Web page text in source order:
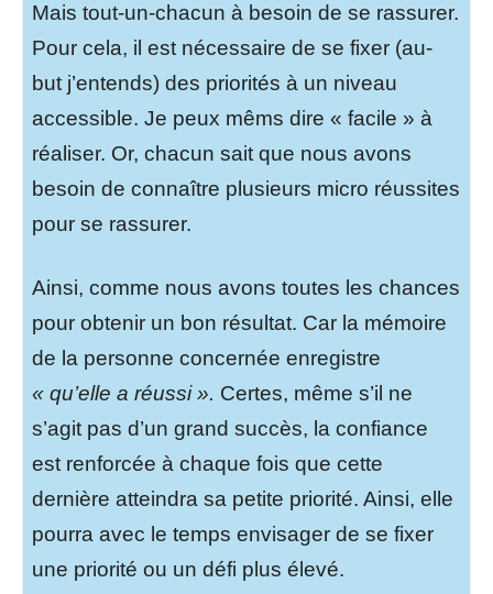
Mais tout-un-chacun à besoin de se rassurer.
Pour cela, il est nécessaire de se fixer (au-
but j’entends) des priorités à un niveau
accessible. Je peux mêms dire « facile » à
réaliser. Or, chacun sait que nous avons
besoin de connaître plusieurs micro réussites
pour se rassurer.
Ainsi, comme nous avons toutes les chances
pour obtenir un bon résultat. Car la mémoire
de la personne concernée enregistre
« qu’elle a réussi ». Certes, même s’il ne
s’agit pas d’un grand succès, la confiance
est renforcée à chaque fois que cette
dernière atteindra sa petite priorité. Ainsi, elle
pourra avec le temps envisager de se fixer
une priorité ou un défi plus élevé.